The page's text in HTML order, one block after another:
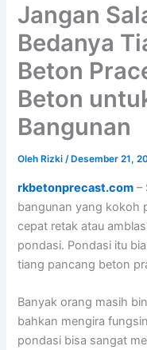
Jangan
Bedanya
Beton
Beton
Bangunan
Oleh Rizki/ Desember 21,
rkbetonprecast.com –
bangunan yang kokoh
cepat retak atau
pondasi. Pondasi itu
tiang pancang beton
Banyak orang masih
bahkan mengira
pondasi bisa sangat